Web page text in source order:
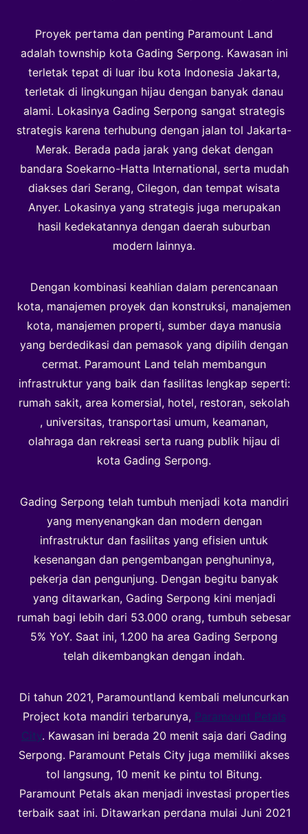
Proyek pertama dan penting Paramount Land
adalah township kota Gading Serpong. Kawasan ini
terletak tepat di luar ibu kota Indonesia Jakarta,
terletak di lingkungan hijau dengan banyak danau
alami. Lokasinya Gading Serpong sangat strategis
strategis karena terhubung dengan jalan tol Jakarta-
Merak. Berada pada jarak yang dekat dengan
bandara Soekarno-Hatta International, serta mudah
diakses dari Serang, Cilegon, dan tempat wisata
Anyer. Lokasinya yang strategis juga merupakan
hasil kedekatannya dengan daerah suburban
modern lainnya.
Dengan kombinasi keahlian dalam perencanaan
kota, manajemen proyek dan konstruksi, manajemen
kota, manajemen properti, sumber daya manusia
yang berdedikasi dan pemasok yang dipilih dengan
cermat. Paramount Land telah membangun
infrastruktur yang baik dan fasilitas lengkap seperti:
rumah sakit, area komersial, hotel, restoran, sekolah
, universitas, transportasi umum, keamanan,
olahraga dan rekreasi serta ruang publik hijau di
kota Gading Serpong.
Gading Serpong telah tumbuh menjadi kota mandiri
yang menyenangkan dan modern dengan
infrastruktur dan fasilitas yang efisien untuk
kesenangan dan pengembangan penghuninya,
pekerja dan pengunjung. Dengan begitu banyak
yang ditawarkan, Gading Serpong kini menjadi
rumah bagi lebih dari 53.000 orang, tumbuh sebesar
5% YoY. Saat ini, 1.200 ha area Gading Serpong
telah dikembangkan dengan indah.
Di tahun 2021, Paramountland kembali meluncurkan
Project kota mandiri terbarunya, Paramount Petals
City. Kawasan ini berada 20 menit saja dari Gading
Serpong. Paramount Petals City juga memiliki akses
tol langsung, 10 menit ke pintu tol Bitung.
Paramount Petals akan menjadi investasi properties
terbaik saat ini. Ditawarkan perdana mulai Juni 2021